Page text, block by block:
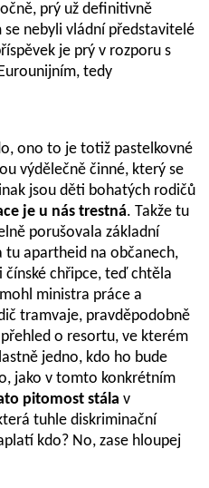
prý už definitivně
nebyli vládní představitelé
je prý v rozporu s
tedy
ono to je totiž pastelkovné
výdělečně činné, který se
jsou děti bohatých rodičů
je u nás trestná. Takže tu
porušovala základní
tu apartheid na občanech,
chřipce, teď chtěla
ministra práce a
tramvaje, pravděpodobně
o resortu, ve kterém
jedno, kdo ho bude
jako v tomto konkrétním
pitomost stála v
tuhle diskriminační
kdo? No, zase hloupej